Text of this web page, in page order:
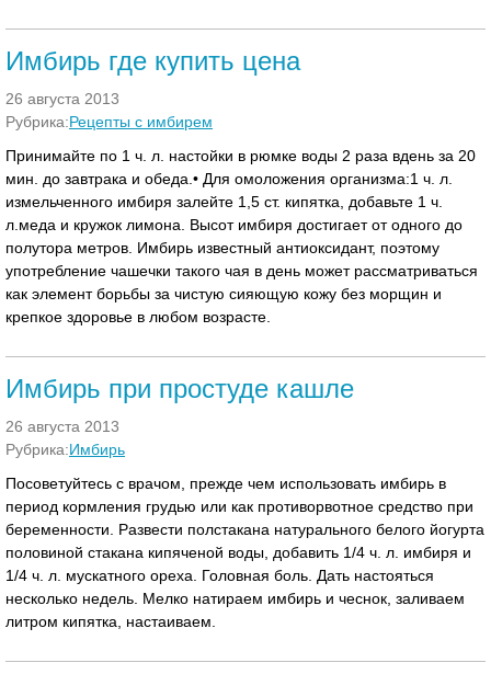
Имбирь где купить цена
26 августа 2013
Рубрика:Рецепты с имбирем
Принимайте по 1 ч. л. настойки в рюмке воды 2 раза вдень за 20
мин. до завтрака и обеда.• Для омоложения организма:1 ч. л.
измельченного имбиря залейте 1,5 ст. кипятка, добавьте 1 ч.
л.меда и кружок лимона. Высот имбиря достигает от одного до
полутора метров. Имбирь известный антиоксидант, поэтому
употребление чашечки такого чая в день может рассматриваться
как элемент борьбы за чистую сияющую кожу без морщин и
крепкое здоровье в любом возрасте.
Имбирь при простуде кашле
26 августа 2013
Рубрика:Имбирь
Посоветуйтесь с врачом, прежде чем использовать имбирь в
период кормления грудью или как противорвотное средство при
беременности. Развести полстакана натурального белого йогурта
половиной стакана кипяченой воды, добавить 1/4 ч. л. имбиря и
1/4 ч. л. мускатного ореха. Головная боль. Дать настояться
несколько недель. Мелко натираем имбирь и чеснок, заливаем
литром кипятка, настаиваем.